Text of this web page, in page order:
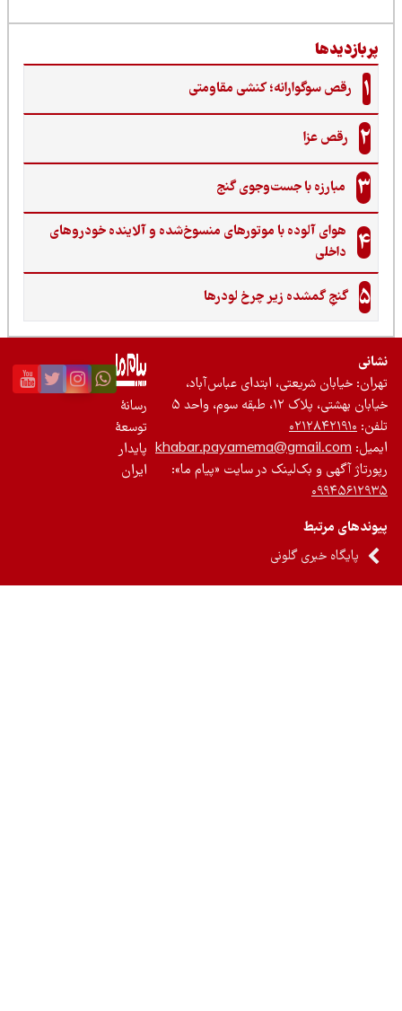
رقص سوگوارانه؛ کنشی مقاومتی
رقص عزا
مبارزه با جست‌وجوی گنج‌
هوای آلوده با موتورهای منسوخ‌شده و آلاینده خودروهای
داخلی
گنجِ گمشده زیر چرخ لودرها
خیابان شریعتی، ابتدای عباس‌آباد،
بهشتی، پلاک ۱۲، طبقه سوم، واحد ۵
۰۲۱۲۸۴۲۱۹۱۰
khabar.payamema@gmail.com
آگهی و بک‌لینک در سایت «پیام ما»:
مرتبط
پایگاه خبری گلونی
رسانۀ
توسعۀ
پایدار
ایران